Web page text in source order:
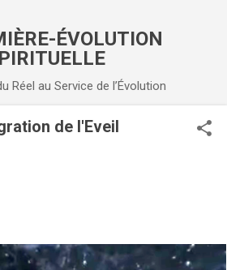
ÉVOLUTION
Réel au Service de l’Évolution
de l'Eveil